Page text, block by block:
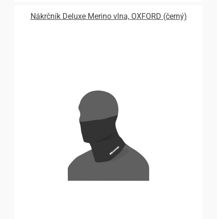
Nákrčník Deluxe Merino vlna, OXFORD (černý)